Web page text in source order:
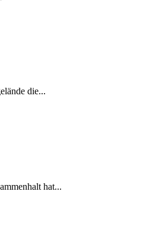
die...
hat...